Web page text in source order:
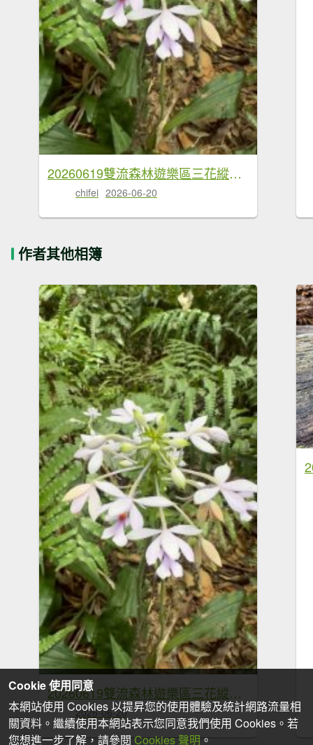
20260619雙流森林遊樂區三花縱走O繞
chifei 2026-06-20
作者其他相簿
20260619雙流森林遊樂區三花縱走O繞
2026-06-20
Cookie 使用同意
本網站使用 Cookies 以提昇您的使用體驗及統計網路流量相
關資料。繼續使用本網站表示您同意我們使用 Cookies。若
您想進一步了解，請參閱 Cookies 聲明 。